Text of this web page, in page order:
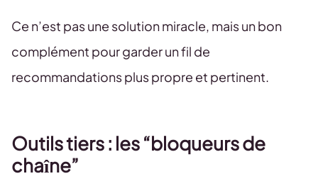
Ce n’est pas une solution miracle, mais un bon
complément pour garder un fil de
recommandations plus propre et pertinent.
Outils tiers : les “bloqueurs de
chaîne”